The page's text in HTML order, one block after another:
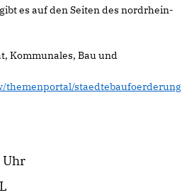
es auf den Seiten des nordrhein-
Kommunales, Bau und
themenportal/staedtebaufoerderung
Uhr